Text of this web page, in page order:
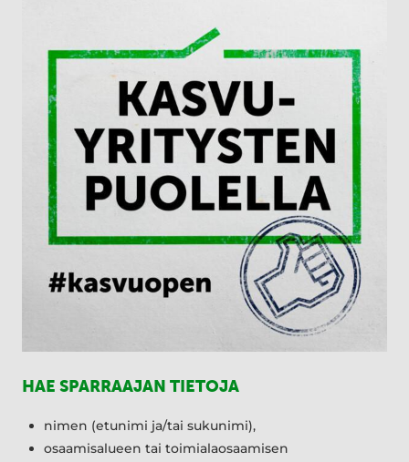
HAE SPARRAAJAN TIETOJA
nimen (etunimi ja/tai sukunimi),
osaamisalueen tai toimialaosaamisen